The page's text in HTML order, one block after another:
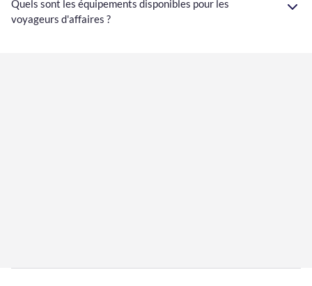
Quels sont les équipements disponibles pour les
voyageurs d'affaires ?